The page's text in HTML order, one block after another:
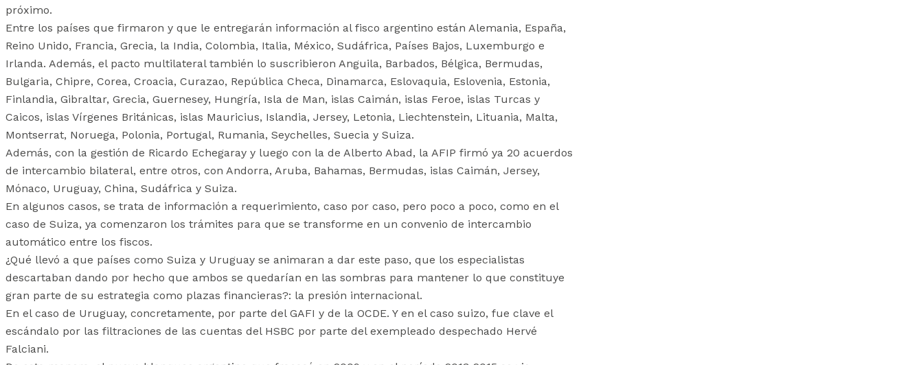
próximo.
Entre los países que firmaron y que le entregarán información al fisco argentino están Alemania, España,
Reino Unido, Francia, Grecia, la India, Colombia, Italia, México, Sudáfrica, Países Bajos, Luxemburgo e
Irlanda. Además, el pacto multilateral también lo suscribieron Anguila, Barbados, Bélgica, Bermudas,
Bulgaria, Chipre, Corea, Croacia, Curazao, República Checa, Dinamarca, Eslovaquia, Eslovenia, Estonia,
Finlandia, Gibraltar, Grecia, Guernesey, Hungría, Isla de Man, islas Caimán, islas Feroe, islas Turcas y
Caicos, islas Vírgenes Británicas, islas Mauricius, Islandia, Jersey, Letonia, Liechtenstein, Lituania, Malta,
Montserrat, Noruega, Polonia, Portugal, Rumania, Seychelles, Suecia y Suiza.
Además, con la gestión de Ricardo Echegaray y luego con la de Alberto Abad, la AFIP firmó ya 20 acuerdos
de intercambio bilateral, entre otros, con Andorra, Aruba, Bahamas, Bermudas, islas Caimán, Jersey,
Mónaco, Uruguay, China, Sudáfrica y Suiza.
En algunos casos, se trata de información a requerimiento, caso por caso, pero poco a poco, como en el
caso de Suiza, ya comenzaron los trámites para que se transforme en un convenio de intercambio
automático entre los fiscos.
¿Qué llevó a que países como Suiza y Uruguay se animaran a dar este paso, que los especialistas
descartaban dando por hecho que ambos se quedarían en las sombras para mantener lo que constituye
gran parte de su estrategia como plazas financieras?: la presión internacional.
En el caso de Uruguay, concretamente, por parte del GAFI y de la OCDE. Y en el caso suizo, fue clave el
escándalo por las filtraciones de las cuentas del HSBC por parte del exempleado despechado Hervé
Falciani.